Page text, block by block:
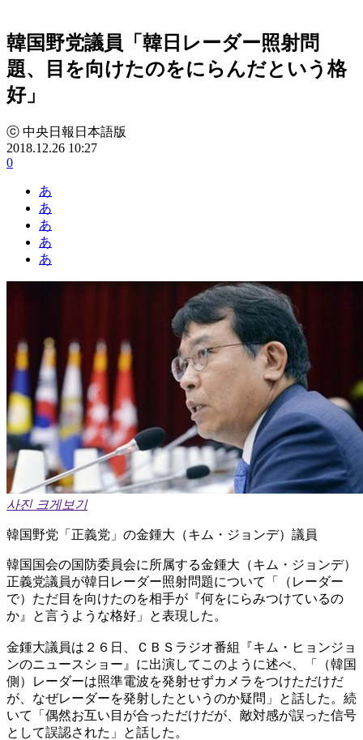
韓国野党議員「韓日レーダー照射問
題、目を向けたのをにらんだという格
好」
ⓒ 中央日報日本語版
2018.12.26 10:27
0
あ
あ
あ
あ
あ
사진 크게보기
韓国野党「正義党」の金鍾大（キム・ジョンデ）議員
韓国国会の国防委員会に所属する金鍾大（キム・ジョンデ）
正義党議員が韓日レーダー照射問題について「（レーダー
で）ただ目を向けたのを相手が『何をにらみつけているの
か』と言うような格好」と表現した。
金鍾大議員は２６日、ＣＢＳラジオ番組『キム・ヒョンジョ
ンのニュースショー』に出演してこのように述べ、「（韓国
側）レーダーは照準電波を発射せずカメラをつけただけだ
が、なぜレーダーを発射したというのか疑問」と話した。続
いて「偶然お互い目が合っただけだが、敵対感が誤った信号
として誤認された」と話した。